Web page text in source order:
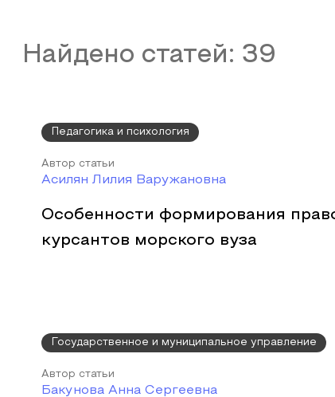
Найдено статей: 39
Педагогика и психология
Автор статьи
Асилян Лилия Варужановна
Особенности формирования
курсантов морского вуза
Государственное и муниципальное управление
Автор статьи
Бакунова Анна Сергеевна